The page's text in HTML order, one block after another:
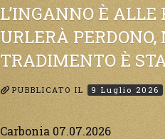
L’INGANNO È ALLE
URLERÀ
TRADIMENTO È
PUBBLICATO IL 9 Luglio 2026
Carbonia 07.07.2026